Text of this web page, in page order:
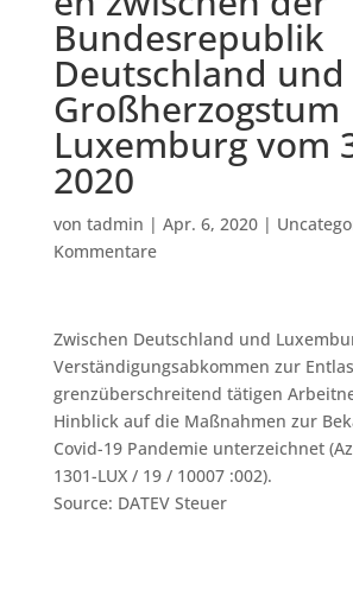
Bundesrepublik
Deutschland
Großherzogstum
Luxemburg vom
2020
von tadmin | Apr. 6, 2020|
Kommentare
Zwischen Deutschland und
Verständigungsabkommen zur
grenzüberschreitend tätigen
Hinblick auf die Maßnahmen zur
Covid-19 Pandemie unterzeichnet
1301-LUX / 19 / 10007 :002).
Source: DATEV Steuer